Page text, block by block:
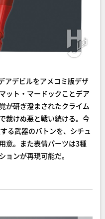
アデビルをアメコミ版デザ
ット・マードックことデア
が研ぎ澄まされたクライム
裁けぬ悪と戦い続ける。今
る武器のバトンを、シチュ
意。また表情パーツは3種
ョンが再現可能だ。